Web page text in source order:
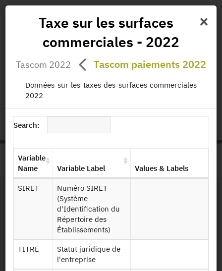
Governance and Missions
status.io
HOME > PRODUCT PAGE
Persistent Identifier (DOI)
×
Taxe sur les surfaces
commerciales - 2022
Tascom 2022 Tascom paiements 2022
Données sur les taxes des surfaces commerciales
2022
Search:
Variable
Name
Variable Label Values & Labels
SIRET
Numéro SIRET
(Système
d'Identification du
Répertoire des
Établissements)
TITRE
Statut juridique de
l'entreprise